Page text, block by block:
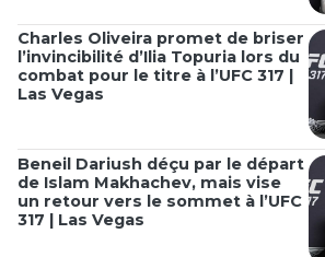
Charles Oliveira promet de briser
l’invincibilité d’Ilia Topuria lors du
combat pour le titre à l’UFC 317 |
Las Vegas
Beneil Dariush déçu par le départ
de Islam Makhachev, mais vise
un retour vers le sommet à l’UFC
317 | Las Vegas